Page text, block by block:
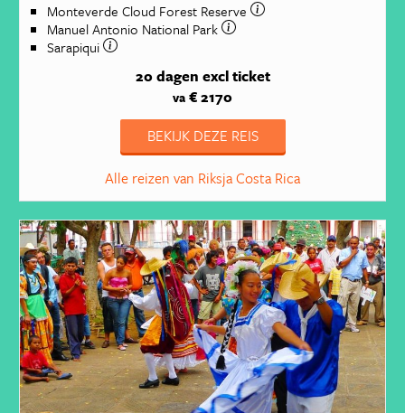
Monteverde Cloud Forest Reserve
Manuel Antonio National Park
Sarapiqui
20 dagen excl ticket
va € 2170
BEKIJK DEZE REIS
Alle reizen van Riksja Costa Rica